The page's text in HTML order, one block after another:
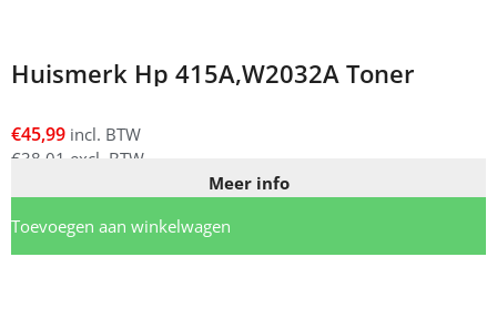
Huismerk Hp 415A,W2032A Toner
€45,99 incl. BTW
€38,01 excl. BTW
Meer info
Toevoegen aan winkelwagen